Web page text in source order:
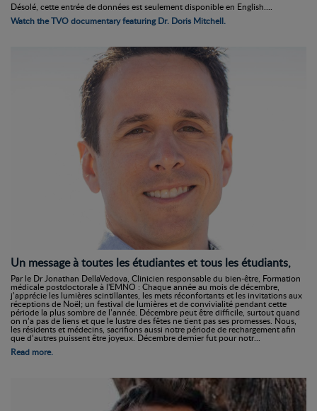
Désolé, cette entrée de données est seulement disponible en English....
Watch the TVO documentary featuring Dr. Doris Mitchell.
Un message à toutes les étudiantes et tous les étudiants,
Par le Dr Jonathan DellaVedova, Clinicien responsable du bien-être, Formation
médicale postdoctorale à l'EMNO : Chaque année au mois de décembre,
j’apprécie les lumières scintillantes, les mets réconfortants et les invitations aux
réceptions de Noël; un festival de lumières et de convivialité pendant cette
période la plus sombre de l’année. Décembre peut être difficile, surtout quand
on n’a pas de liens et que le lustre des fêtes ne tient pas ses promesses. Nous,
les résidents et médecins, sacrifions aussi notre période de rechargement afin
que d’autres puissent être joyeux. Décembre dernier fut pour notr...
Read more.